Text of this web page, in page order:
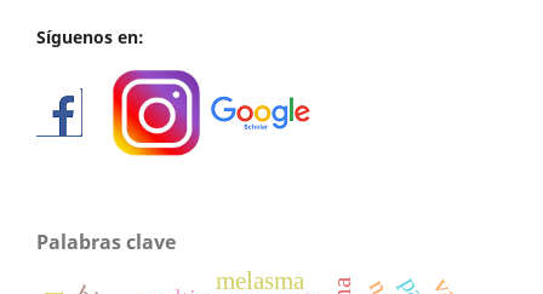
Síguenos en:
Palabras clave
melasma